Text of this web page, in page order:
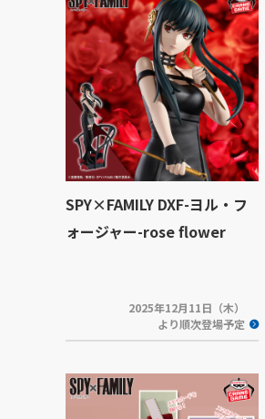
SPY×FAMILY DXF-ヨル・フ
ォージャー-rose flower
2025年12月11日（木）
より順次登場予定